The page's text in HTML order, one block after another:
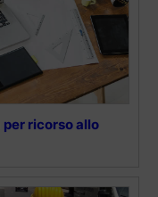
ricorso allo